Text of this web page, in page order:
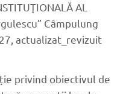
AL
Câmpulung
actualizat_revizuit
privind obiectivul de